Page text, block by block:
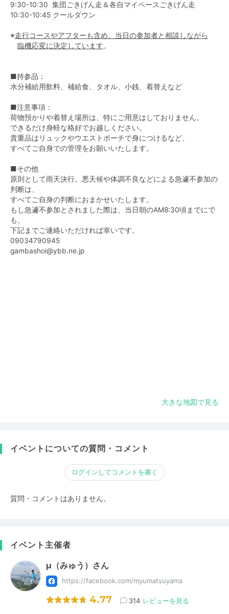
9:30-10:30 集団ごきげん走＆各自マイペースごきげん走
10:30-10:45 クールダウン
※走行コースやアフターも含め、当日の参加者と相談しながら
臨機応変に決定しています。
■持参品：
水分補給用飲料、補給食、タオル、小銭、着替えなど
■注意事項：
荷物預かりや着替え場所は、特にご用意はしておりません。
できるだけ身軽な格好でお越しください。
貴重品はリュックやウエストポーチで身につけるなど、
すべてご自身での管理をお願いいたします。
■その他
原則として雨天決行。悪天候や体調不良などによる急遽不参加の
判断は、
すべてご自身の判断におまかせいたします。
もし急遽不参加とされました際は、当日朝のAM8:30頃までにで
も、
下記までご連絡いただければ幸いです。
09034790945
gambashoi@ybb.ne.jp
大きな地図で見る
イベントについての質問・コメント
ログインしてコメントを書く
質問・コメントはありません。
イベント主催者
μ（みゅう）さん
https://facebook.com/myumatsuyama
4.77 314 レビューを見る